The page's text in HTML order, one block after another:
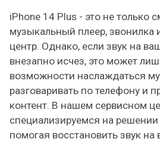
iPhone 14 Plus - это не только
музыкальный плеер,
центр. Однако, если звук на
внезапно исчез, это может
возможности наслаждаться
разговаривать по телефону и
контент. В нашем сервисном
специализируемся на
помогая восстановить звук